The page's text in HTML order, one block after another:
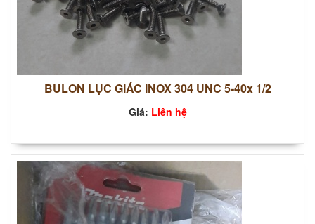
BULON LỤC GIÁC INOX 304 UNC 5-40x 1/2
Giá: Liên hệ